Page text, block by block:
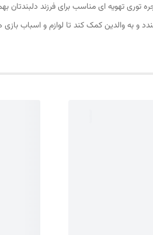
و به والدین کمک کند تا لوازم و اسباب